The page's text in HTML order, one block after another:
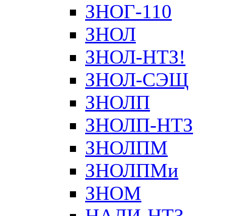
ЗНОГ-110
ЗНОЛ
ЗНОЛ-НТЗ!
ЗНОЛ-СЭЩ
ЗНОЛП
ЗНОЛП-НТЗ
ЗНОЛПМ
ЗНОЛПМи
ЗНОМ